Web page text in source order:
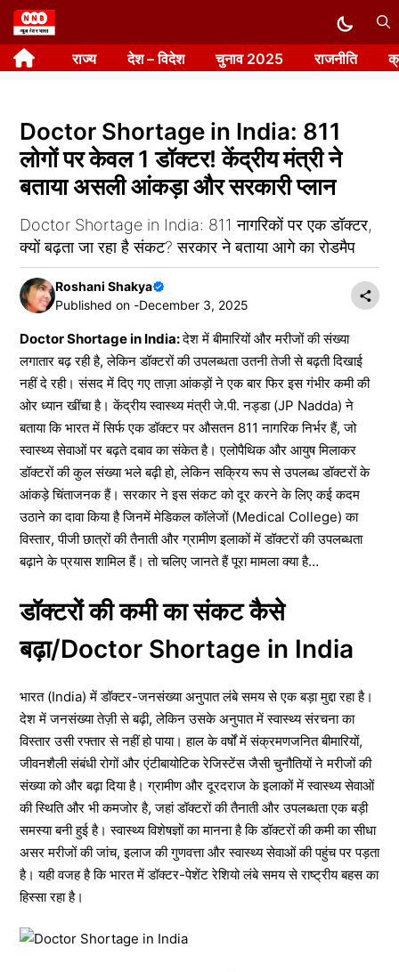
Skip
to
content राज्य देश – विदेश चुनाव 2025 राजनीति
Doctor Shortage in India: 811
लोगों पर केवल 1 डॉक्टर! केंद्रीय मंत्री ने
बताया असली आंकड़ा और सरकारी प्लान
Doctor Shortage in India: 811 नागरिकों पर एक डॉक्टर,
क्यों बढ़ता जा रहा है संकट? सरकार ने बताया आगे का रोडमैप
Roshani Shakya
Published on -December 3, 2025
Doctor Shortage in India:देश में बीमारियों और मरीजों की संख्या
लगातार बढ़ रही है, लेकिन डॉक्टरों की उपलब्धता उतनी तेजी से बढ़ती दिखाई
नहीं दे रही। संसद में दिए गए ताज़ा आंकड़ों ने एक बार फिर इस गंभीर कमी की
ओर ध्यान खींचा है। केंद्रीय स्वास्थ्य मंत्री जे.पी. नड्डा (JP Nadda) ने
बताया कि भारत में सिर्फ एक डॉक्टर पर औसतन 811 नागरिक निर्भर हैं, जो
स्वास्थ्य सेवाओं पर बढ़ते दबाव का संकेत है। एलोपैथिक और आयुष मिलाकर
डॉक्टरों की कुल संख्या भले बढ़ी हो, लेकिन सक्रिय रूप से उपलब्ध डॉक्टरों के
आंकड़े चिंताजनक हैं। सरकार ने इस संकट को दूर करने के लिए कई कदम
उठाने का दावा किया है जिनमें मेडिकल कॉलेजों (Medical College) का
विस्तार, पीजी छात्रों की तैनाती और ग्रामीण इलाकों में डॉक्टरों की उपलब्धता
बढ़ाने के प्रयास शामिल हैं। तो चलिए जानते हैं पूरा मामला क्या है…
डॉक्टरों की कमी का संकट कैसे
बढ़ा/Doctor Shortage in India
भारत (India) में डॉक्टर-जनसंख्या अनुपात लंबे समय से एक बड़ा मुद्दा रहा है।
देश में जनसंख्या तेज़ी से बढ़ी, लेकिन उसके अनुपात में स्वास्थ्य संरचना का
विस्तार उसी रफ्तार से नहीं हो पाया। हाल के वर्षों में संक्रमणजनित बीमारियों,
जीवनशैली संबंधी रोगों और एंटीबायोटिक रेजिस्टेंस जैसी चुनौतियों ने मरीजों की
संख्या को और बढ़ा दिया है। ग्रामीण और दूरदराज के इलाकों में स्वास्थ्य सेवाओं
की स्थिति और भी कमजोर है, जहां डॉक्टरों की तैनाती और उपलब्धता एक बड़ी
समस्या बनी हुई है। स्वास्थ्य विशेषज्ञों का मानना है कि डॉक्टरों की कमी का सीधा
असर मरीजों की जांच, इलाज की गुणवत्ता और स्वास्थ्य सेवाओं की पहुंच पर पड़ता
है। यही वजह है कि भारत में डॉक्टर-पेशेंट रेशियो लंबे समय से राष्ट्रीय बहस का
हिस्सा रहा है।